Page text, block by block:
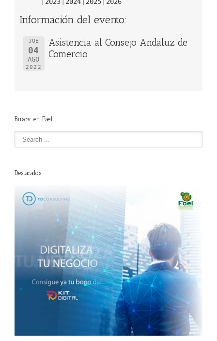
2023 2024 2025 2026
Información del evento:
JUE
04
AGO
2022
Asistencia al Consejo Andaluz de
Comercio
Buscar en Fael
Destacados